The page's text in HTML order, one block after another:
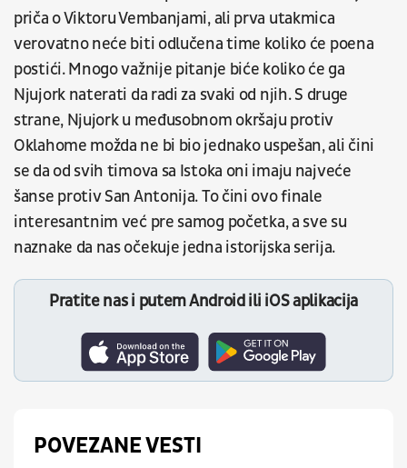
priča o Viktoru Vembanjami, ali prva utakmica
verovatno neće biti odlučena time koliko će poena
postići. Mnogo važnije pitanje biće koliko će ga
Njujork naterati da radi za svaki od njih. S druge
strane, Njujork u međusobnom okršaju protiv
Oklahome možda ne bi bio jednako uspešan, ali čini
se da od svih timova sa Istoka oni imaju najveće
šanse protiv San Antonija. To čini ovo finale
interesantnim već pre samog početka, a sve su
naznake da nas očekuje jedna istorijska serija.
Pratite nas i putem Android ili iOS aplikacija
POVEZANE VESTI